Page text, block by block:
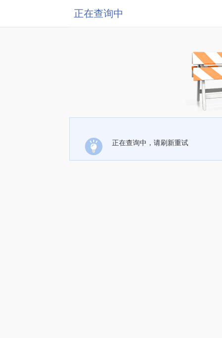
正在查询中
正在查询中，请刷新重试